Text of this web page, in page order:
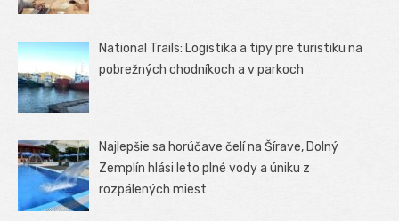
National Trails: Logistika a tipy pre turistiku na
pobrežných chodníkoch a v parkoch
Najlepšie sa horúčave čelí na Šírave, Dolný
Zemplín hlási leto plné vody a úniku z
rozpálených miest